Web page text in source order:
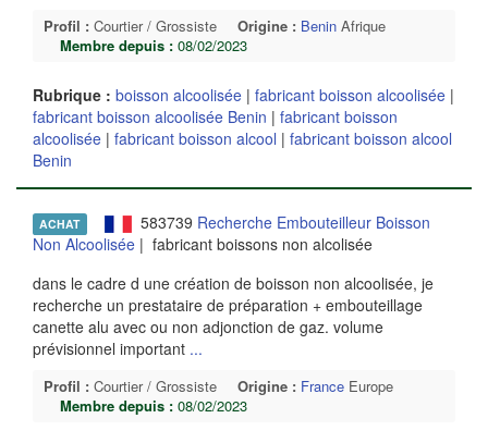
Profil : Courtier / Grossiste Origine : Benin Afrique
Membre depuis : 08/02/2023
Rubrique : boisson alcoolisée | fabricant boisson alcoolisée |
fabricant boisson alcoolisée Benin | fabricant boisson
alcoolisée | fabricant boisson alcool | fabricant boisson alcool
Benin
ACHAT 583739 Recherche Embouteilleur Boisson
Non Alcoolisée | fabricant boissons non alcolisée
dans le cadre d une création de boisson non alcoolisée, je
recherche un prestataire de préparation + embouteillage
canette alu avec ou non adjonction de gaz. volume
prévisionnel important ...
Profil : Courtier / Grossiste Origine : France Europe
Membre depuis : 08/02/2023